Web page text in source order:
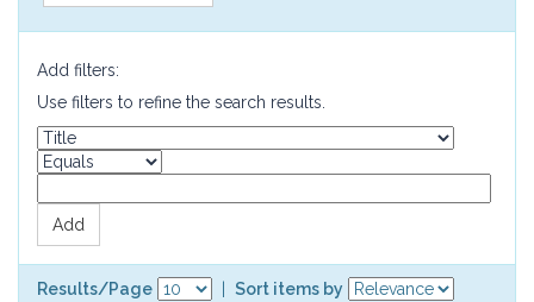
Add filters:
Use filters to refine the search results.
Results/Page
Sort items by